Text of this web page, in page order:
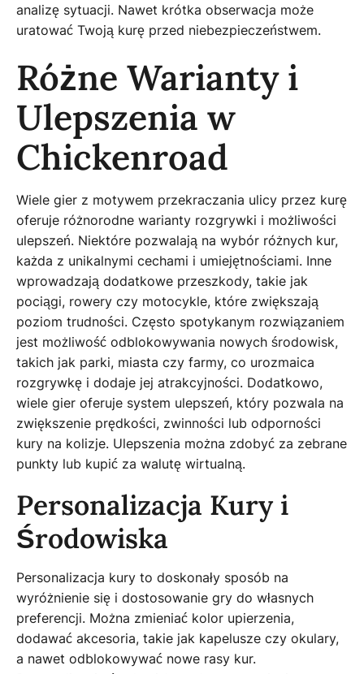
analizę sytuacji. Nawet krótka obserwacja może
uratować Twoją kurę przed niebezpieczeństwem.
Różne Warianty i
Ulepszenia w
Chickenroad
Wiele gier z motywem przekraczania ulicy przez kurę
oferuje różnorodne warianty rozgrywki i możliwości
ulepszeń. Niektóre pozwalają na wybór różnych kur,
każda z unikalnymi cechami i umiejętnościami. Inne
wprowadzają dodatkowe przeszkody, takie jak
pociągi, rowery czy motocykle, które zwiększają
poziom trudności. Często spotykanym rozwiązaniem
jest możliwość odblokowywania nowych środowisk,
takich jak parki, miasta czy farmy, co urozmaica
rozgrywkę i dodaje jej atrakcyjności. Dodatkowo,
wiele gier oferuje system ulepszeń, który pozwala na
zwiększenie prędkości, zwinności lub odporności
kury na kolizje. Ulepszenia można zdobyć za zebrane
punkty lub kupić za walutę wirtualną.
Personalizacja Kury i
Środowiska
Personalizacja kury to doskonały sposób na
wyróżnienie się i dostosowanie gry do własnych
preferencji. Można zmieniać kolor upierzenia,
dodawać akcesoria, takie jak kapelusze czy okulary,
a nawet odblokowywać nowe rasy kur.